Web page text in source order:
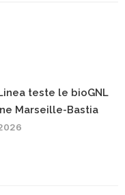
teste le bioGNL
Marseille-Bastia